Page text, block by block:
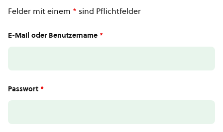
Felder mit einem * sind Pflichtfelder
E-Mail oder Benutzername *
Passwort *